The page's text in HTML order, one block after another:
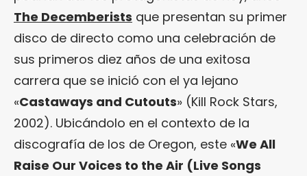
The Decemberists que presentan su primer
disco de directo como una celebración de
sus primeros diez años de una exitosa
carrera que se inició con el ya lejano
«Castaways and Cutouts» (Kill Rock Stars,
2002). Ubicándolo en el contexto de la
discografía de los de Oregon, este «We All
Raise Our Voices to the Air (Live Songs